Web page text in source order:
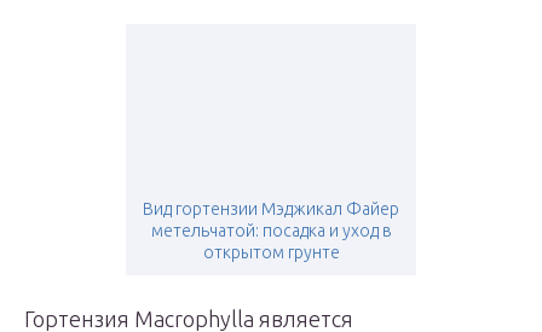
Вид гортензии Мэджикал Файер
метельчатой: посадка и уход в
открытом грунте
Гортензия Macrophylla является